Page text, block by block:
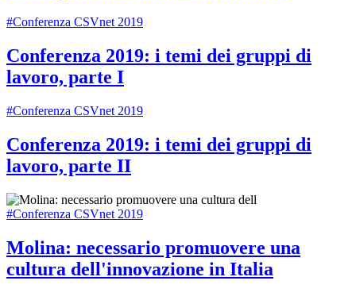
#Conferenza CSVnet 2019
Conferenza 2019: i temi dei gruppi di
lavoro, parte I
#Conferenza CSVnet 2019
Conferenza 2019: i temi dei gruppi di
lavoro, parte II
#Conferenza CSVnet 2019
Molina: necessario promuovere una
cultura dell'innovazione in Italia